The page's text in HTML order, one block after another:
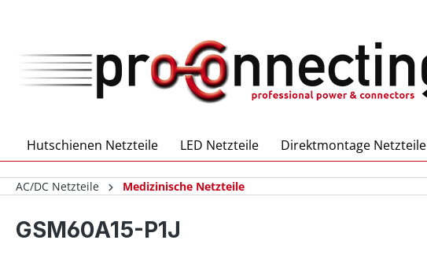
Hutschienen Netzteile LED Netzteile Direktmontage Netzteile
AC/DC Netzteile Medizinische Netzteile
GSM60A15-P1J